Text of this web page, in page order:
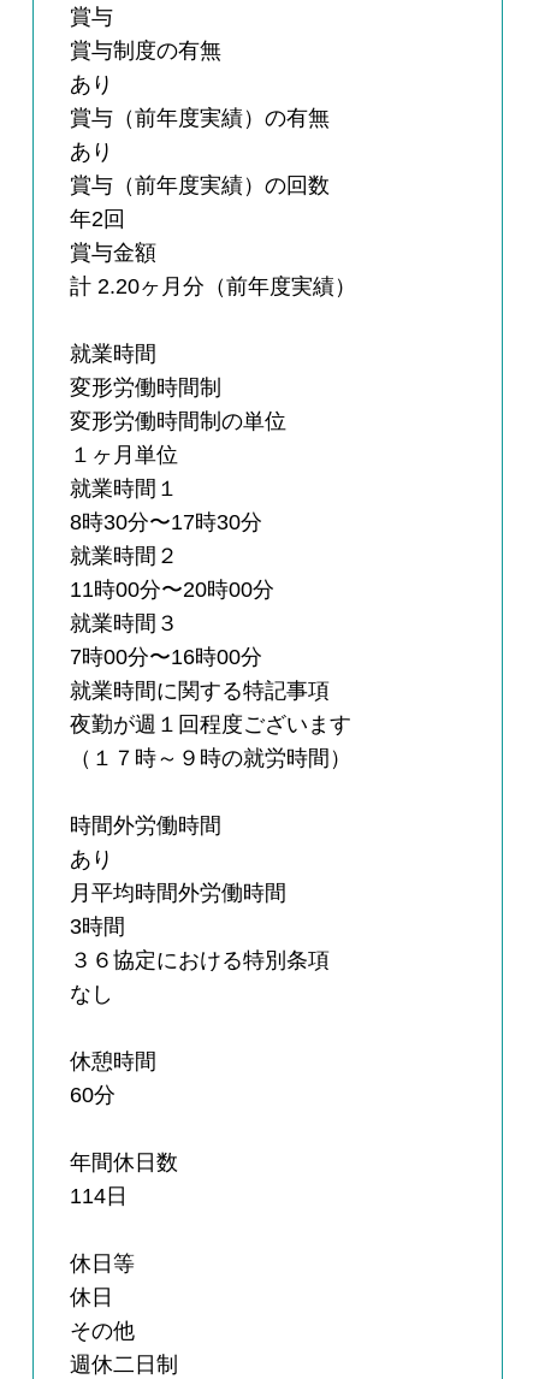
賞与
賞与制度の有無
あり
賞与（前年度実績）の有無
あり
賞与（前年度実績）の回数
年2回
賞与金額
計 2.20ヶ月分（前年度実績）
就業時間
変形労働時間制
変形労働時間制の単位
１ヶ月単位
就業時間１
8時30分〜17時30分
就業時間２
11時00分〜20時00分
就業時間３
7時00分〜16時00分
就業時間に関する特記事項
夜勤が週１回程度ございます
（１７時～９時の就労時間）
時間外労働時間
あり
月平均時間外労働時間
3時間
３６協定における特別条項
なし
休憩時間
60分
年間休日数
114日
休日等
休日
その他
週休二日制